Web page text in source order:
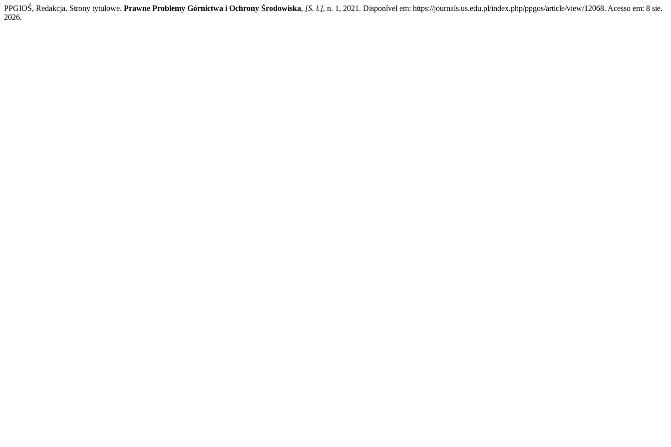
PPGIOŚ, Redakcja. Strony tytułowe. Prawne Problemy Górnictwa i Ochrony Środowiska, [S. l.], n. 1, 2021. Disponível em: https://journals.us.edu.pl/index.php/ppgos/article/view/12068. Acesso em: 8 sie.
2026.